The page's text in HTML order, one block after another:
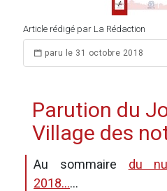
Article rédigé par La Rédaction
paru le 31 octobre 2018
Parution du
Village des
Au sommaire du
2018......